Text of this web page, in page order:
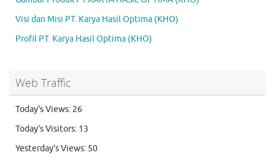
Visi dan Misi PT. Karya Hasil Optima (KHO)
Profil PT. Karya Hasil Optima (KHO)
Web Traffic
Today's Views: 26
Today's Visitors: 13
Yesterday's Views: 50